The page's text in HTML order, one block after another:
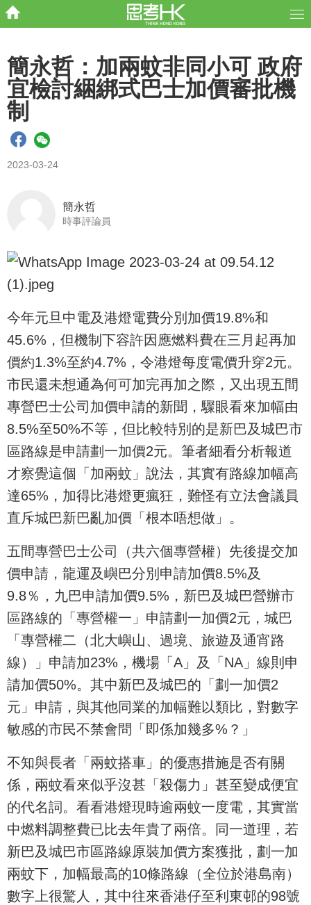
簡永哲：加兩蚊非同小可 政府
宜檢討綑綁式巴士加價審批機
制
2023-03-24
簡永哲
時事評論員
今年元旦中電及港燈電費分別加價19.8%和
45.6%，但機制下容許因應燃料費在三月起再加
價約1.3%至約4.7%，令港燈每度電價升穿2元。
市民還未想通為何可加完再加之際，又出現五間
專營巴士公司加價申請的新聞，驟眼看來加幅由
8.5%至50%不等，但比較特別的是新巴及城巴市
區路線是申請劃一加價2元。筆者細看分析報道
才察覺這個「加兩蚊」說法，其實有路線加幅高
達65%，加得比港燈更瘋狂，難怪有立法會議員
直斥城巴新巴亂加價「根本唔想做」。
五間專營巴士公司（共六個專營權）先後提交加
價申請，龍運及嶼巴分別申請加價8.5%及
9.8％，九巴申請加價9.5%，新巴及城巴營辦市
區路線的「專營權一」申請劃一加價2元，城巴
「專營權二（北大嶼山、過境、旅遊及通宵路
線）」申請加23%，機場「A」及「NA」線則申
請加價50%。其中新巴及城巴的「劃一加價2
元」申請，與其他同業的加幅難以類比，對數字
敏感的市民不禁會問「即係加幾多%？」
不知與長者「兩蚊搭車」的優惠措施是否有關
係，兩蚊看來似乎沒甚「殺傷力」甚至變成便宜
的代名詞。看看港燈現時逾兩蚊一度電，其實當
中燃料調整費已比去年貴了兩倍。同一道理，若
新巴及城巴市區路線原裝加價方案獲批，劃一加
兩蚊下，加幅最高的10條路線（全位於港島南）
數字上很驚人，其中往來香港仔至利東邨的98號